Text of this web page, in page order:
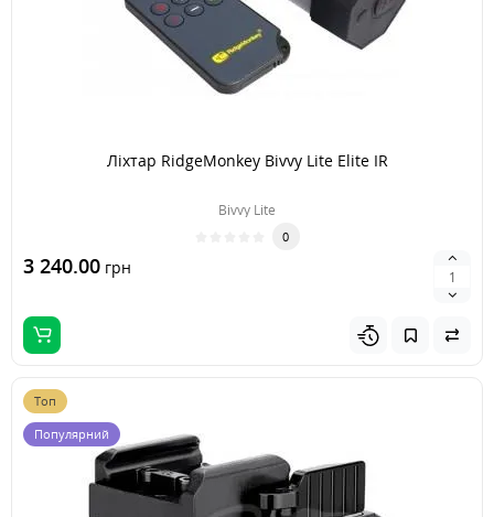
Ліхтар RidgeMonkey Bivvy Lite Elite IR
Bivvy Lite
0
3 240.00 грн
Топ
Популярний